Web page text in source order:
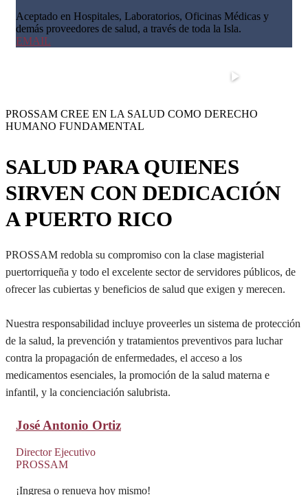
Aceptado en Hospitales, Laboratorios, Oficinas Médicas y
demás proveedores de salud, a través de toda la Isla.
EMAIL
PROSSAM CREE EN LA SALUD COMO DERECHO
HUMANO FUNDAMENTAL
SALUD PARA QUIENES
SIRVEN CON DEDICACIÓN
A PUERTO RICO
PROSSAM redobla su compromiso con la clase magisterial
puertorriqueña y todo el excelente sector de servidores públicos, de
ofrecer las cubiertas y beneficios de salud que exigen y merecen.
Nuestra responsabilidad incluye proveerles un sistema de protección
de la salud, la prevención y tratamientos preventivos para luchar
contra la propagación de enfermedades, el acceso a los
medicamentos esenciales, la promoción de la salud materna e
infantil, y la concienciación salubrista.
José Antonio Ortiz
Director Ejecutivo
PROSSAM
¡Ingresa o renueva hoy mismo!